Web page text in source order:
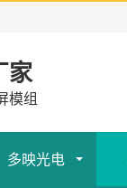
家
模组
多映光电